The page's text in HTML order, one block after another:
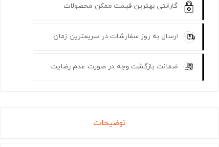
گارانتی بهترین قیمت ممکن محصولات
ارسال به روز سفارشات در سریعترین زمان
ضمانت بازگشت وجه در صورت عدم رضایت
توضیحات